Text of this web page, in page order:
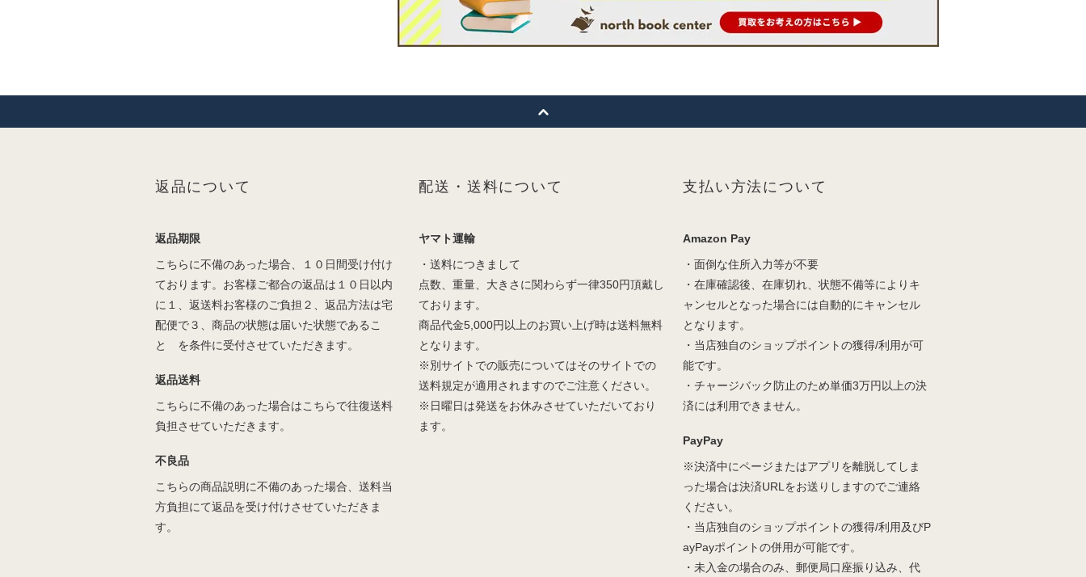
返品について
返品期限
こちらに不備のあった場合、１０日間受け付け
ております。お客様ご都合の返品は１０日以内
に１、返送料お客様のご負担２、返品方法は宅
配便で３、商品の状態は届いた状態であるこ
と を条件に受付させていただきます。
返品送料
こちらに不備のあった場合はこちらで往復送料
負担させていただきます。
不良品
こちらの商品説明に不備のあった場合、送料当
方負担にて返品を受け付けさせていただきま
す。
配送・送料について
ヤマト運輸
・送料につきまして
点数、重量、大きさに関わらず一律350円頂戴し
ております。
商品代金5,000円以上のお買い上げ時は送料無料
となります。
※別サイトでの販売についてはそのサイトでの
送料規定が適用されますのでご注意ください。
※日曜日は発送をお休みさせていただいており
ます。
支払い方法について
Amazon Pay
・面倒な住所入力等が不要
・在庫確認後、在庫切れ、状態不備等によりキ
ャンセルとなった場合には自動的にキャンセル
となります。
・当店独自のショップポイントの獲得/利用が可
能です。
・チャージバック防止のため単価3万円以上の決
済には利用できません。
PayPay
※決済中にページまたはアプリを離脱してしま
った場合は決済URLをお送りしますのでご連絡
ください。
・当店独自のショップポイントの獲得/利用及びP
ayPayポイントの併用が可能です。
・未入金の場合のみ、郵便局口座振り込み、代